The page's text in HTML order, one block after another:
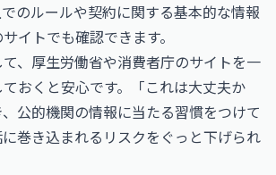
のルールや契約に関する基本的な情報
イトでも確認できます。
、 厚生労働省や消費者庁のサイトを一
おくと安心です。「これは大丈夫か
公的機関の情報に当たる習慣をつけて
巻き込まれるリスクをぐっと下げられ